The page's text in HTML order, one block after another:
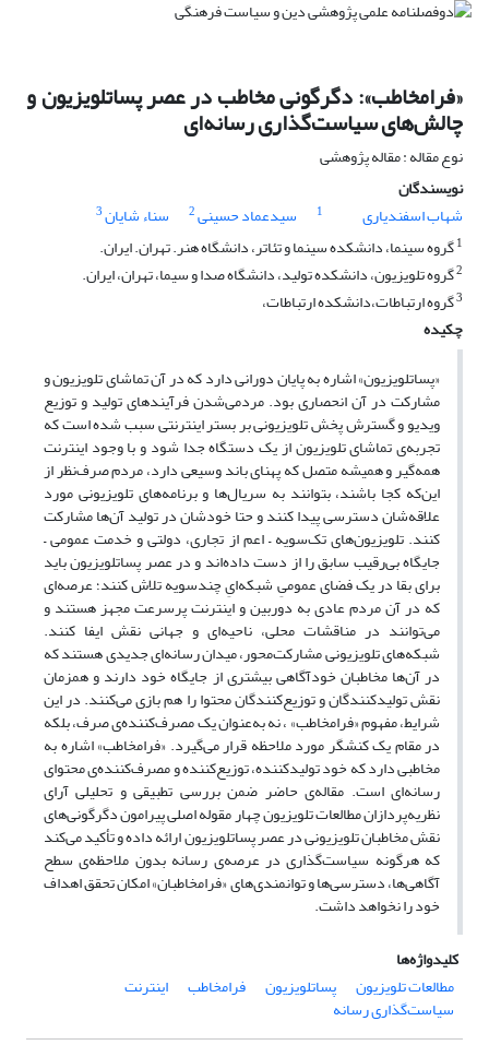
«فرامخاطب»: دگرگونی مخاطب در عصر پساتلویزیون و
چالش‌های سیاست‌گذاری رسانه‌ای
نوع مقاله : مقاله پژوهشی
نویسندگان
شهاب اسفندیاری
1 سیدعماد حسینی2 سناء شایان3
1گروه سینما، دانشکده سینما و تئاتر، دانشگاه هنر. تهران. ایران.
2گروه تلویزیون، دانشکده تولید، دانشگاه صدا و سیما، تهران، ایران.
3گروه ارتباطات،دانشکده ارتباطات،
چکیده
«پساتلویزیون» اشاره به پایان دورانی دارد که در آن تماشای تلویزیون و
مشارکت در آن انحصاری بود. مردمی‌شدن فرآیندهای تولید و توزیع
ویدیو و گسترش پخش تلویزیونی بر بستر اینترنتی‌ سبب شده است که
تجربه‌ی تماشای تلویزیون از یک دستگاه جدا شود و با وجود اینترنت
همه‌گیر و همیشه متصل که پهنای باند وسیعی دارد، مردم صرف‌نظر از
این‌که کجا باشند، بتوانند به سریال‌ها و برنامه‌های تلویزیونی مورد
علاقه‌شان دسترسی پیدا کنند و حتا خودشان در تولید آن‌ها مشارکت
کنند. تلویزیون‌های تک‌سویه – اعم از تجاری، دولتی و خدمت عمومی –
جایگاه بی‌رقیب سابق را از دست داده‌اند و در عصر پساتلویزیون باید
برای بقا در یک فضای عمومیِ شبکه‌ایِ چندسویه تلاش کنند؛ عرصه‌ای
که در آن مردم عادی به دوربین و اینترنت پرسرعت مجهز هستند و
می‌توانند در مناقشات محلی، ناحیه‌ای و جهانی نقش ایفا کنند.
شبکه‌های تلویزیونی مشارکت‌محور، میدان رسانه‌ای جدیدی هستند که
در آن‌ها مخاطبان خودآگاهی بیشتری از جایگاه خود دارند و همزمان
نقش تولیدکنندگان و توزیع‌کنندگان محتوا را هم بازی می‌کنند. در این
شرایط، مفهوم «فرامخاطب» ، نه به‌عنوان یک مصرف‌کننده‌ی صرف، بلکه
در مقام یک کنشگر مورد ملاحظه قرار می‌گیرد. «فرامخاطب» اشاره به
مخاطبی دارد که خود تولیدکننده، توزیع‌کننده و مصرف‌کننده‌ی محتوای
رسانه‌ای است. مقاله‌ی حاضر ضمن بررسی تطبیقی و تحلیلی آرای
نظریه‌پردازان مطالعات تلویزیون چهار مقوله اصلی پیرامون دگرگونی‌های
نقش مخاطبان تلویزیونی در عصر پساتلویزیون ارائه داده و تأکید می‌کند
که هرگونه سیاست‌گذاری در عرصه‌ی رسانه بدون ملاحظه‌ی سطح
آگاهی‌ها، دسترسی‌ها و توانمندی‌های «فرامخاطبان» امکان تحقق اهداف
خود را نخواهد داشت.
کلیدواژه‌ها
مطالعات تلویزیون
پساتلویزیون فرامخاطب اینترنت
سیاست‌گذاری رسانه